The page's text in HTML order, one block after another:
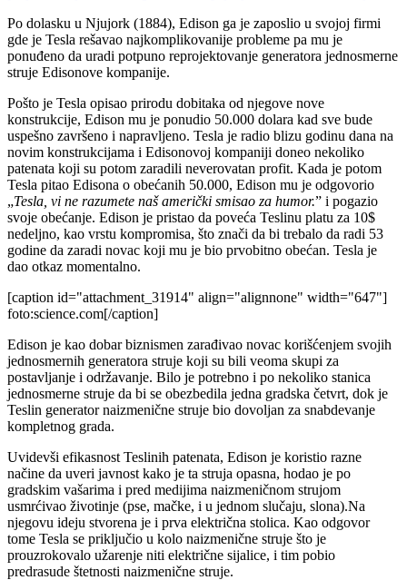
Po dolasku u Njujork (1884), Edison ga je zaposlio u svojoj firmi
gde je Tesla rešavao najkomplikovanije probleme pa mu je
ponuđeno da uradi potpuno reprojektovanje generatora jednosmerne
struje Edisonove kompanije.
Pošto je Tesla opisao prirodu dobitaka od njegove nove
konstrukcije, Edison mu je ponudio 50.000 dolara kad sve bude
uspešno završeno i napravljeno. Tesla je radio blizu godinu dana na
novim konstrukcijama i Edisonovoj kompaniji doneo nekoliko
patenata koji su potom zaradili neverovatan profit. Kada je potom
Tesla pitao Edisona o obećanih 50.000, Edison mu je odgovorio
„Tesla, vi ne razumete naš američki smisao za humor.” i pogazio
svoje obećanje. Edison je pristao da poveća Teslinu platu za 10$
nedeljno, kao vrstu kompromisa, što znači da bi trebalo da radi 53
godine da zaradi novac koji mu je bio prvobitno obećan. Tesla je
dao otkaz momentalno.
[caption id="attachment_31914" align="alignnone" width="647"]
foto:science.com[/caption]
Edison je kao dobar biznismen zarađivao novac korišćenjem svojih
jednosmernih generatora struje koji su bili veoma skupi za
postavljanje i održavanje. Bilo je potrebno i po nekoliko stanica
jednosmerne struje da bi se obezbedila jedna gradska četvrt, dok je
Teslin generator naizmenične struje bio dovoljan za snabdevanje
kompletnog grada.
Uvidevši efikasnost Teslinih patenata, Edison je koristio razne
načine da uveri javnost kako je ta struja opasna, hodao je po
gradskim vašarima i pred medijima naizmeničnom strujom
usmrćivao životinje (pse, mačke, i u jednom slučaju, slona).Na
njegovu ideju stvorena je i prva električna stolica. Kao odgovor
tome Tesla se priključio u kolo naizmenične struje što je
prouzrokovalo užarenje niti električne sijalice, i tim pobio
predrasude štetnosti naizmenične struje.